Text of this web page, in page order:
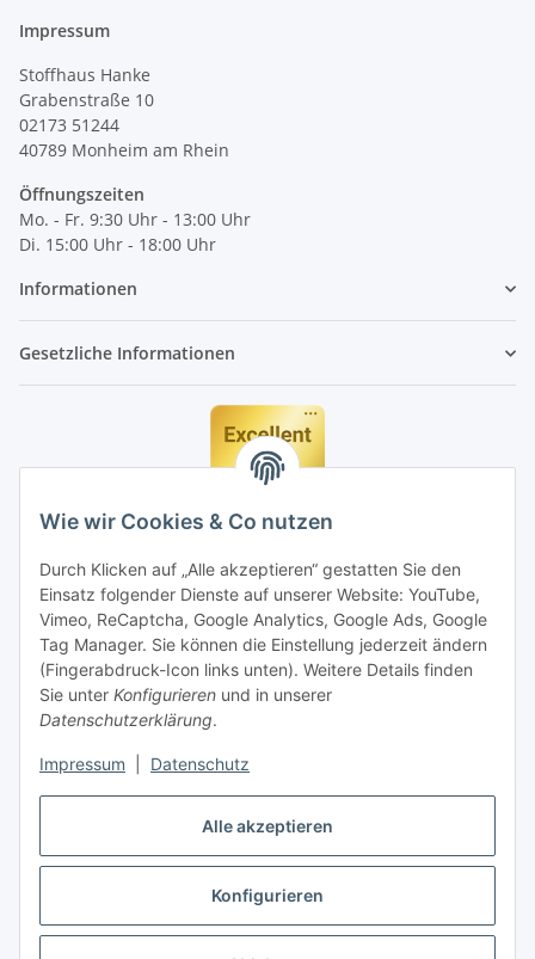
Alle akzeptieren
Konfigurieren
Wie wir Cookies & Co nutzen
Durch Klicken auf „Alle akzeptieren“ gestatten Sie den
Einsatz folgender Dienste auf unserer Website: YouTube,
Vimeo, ReCaptcha, Google Analytics, Google Ads, Google
Tag Manager. Sie können die Einstellung jederzeit ändern
(Fingerabdruck-Icon links unten). Weitere Details finden
Sie unter Konfigurieren und in unserer
Datenschutzerklärung.
Impressum Datenschutz
Impressum
Stoffhaus Hanke
Grabenstraße 10
02173 51244
40789 Monheim am Rhein
Öffnungszeiten
Mo. - Fr. 9:30 Uhr - 13:00 Uhr
Di. 15:00 Uhr - 18:00 Uhr
Informationen
Gesetzliche Informationen
* Alle Preise inkl. gesetzlicher MwSt., zzgl.